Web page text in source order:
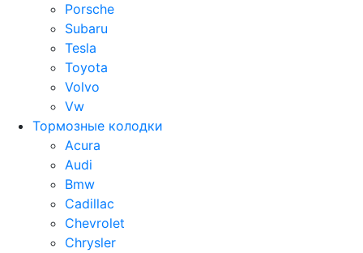
Porsche
Subaru
Tesla
Toyota
Volvo
Vw
Тормозные колодки
Acura
Audi
Bmw
Cadillac
Chevrolet
Chrysler